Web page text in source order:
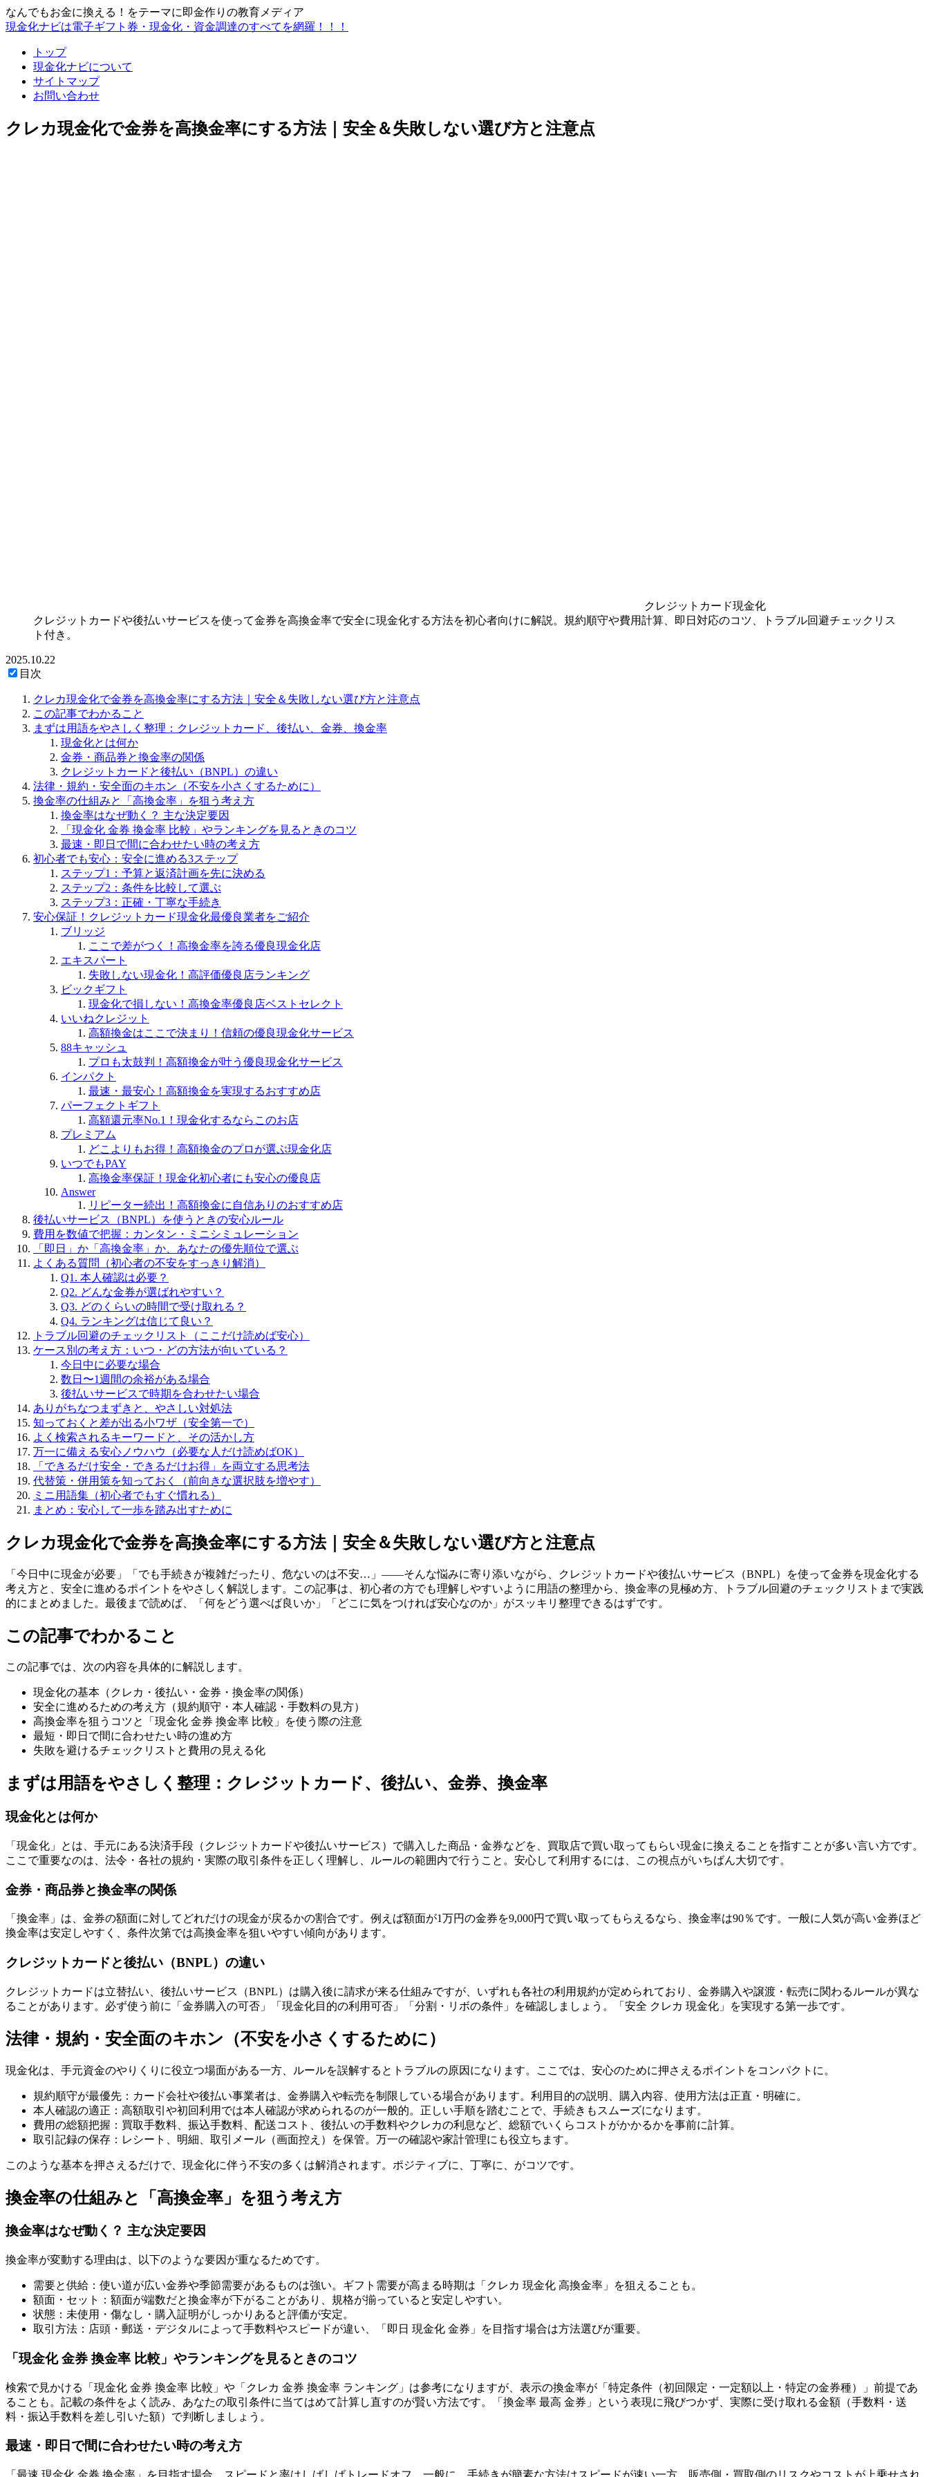
なんでもお金に換える！をテーマに即金作りの教育メディア
現金化ナビは電子ギフト券・現金化・資金調達のすべてを網羅！！！
トップ
現金化ナビについて
サイトマップ
お問い合わせ
クレカ現金化で金券を高換金率にする方法｜安全＆失敗しない選び方と注意点
クレジットカード現金化
クレジットカードや後払いサービスを使って金券を高換金率で安全に現金化する方法を初心者向けに解説。規約順守や費用計算、即日対応のコツ、トラブル回避チェックリス
ト付き。
2025.10.22
目次
クレカ現金化で金券を高換金率にする方法｜安全＆失敗しない選び方と注意点
この記事でわかること
まずは用語をやさしく整理：クレジットカード、後払い、金券、換金率
現金化とは何か
金券・商品券と換金率の関係
クレジットカードと後払い（BNPL）の違い
法律・規約・安全面のキホン（不安を小さくするために）
換金率の仕組みと「高換金率」を狙う考え方
換金率はなぜ動く？ 主な決定要因
「現金化 金券 換金率 比較」やランキングを見るときのコツ
最速・即日で間に合わせたい時の考え方
初心者でも安心：安全に進める3ステップ
ステップ1：予算と返済計画を先に決める
ステップ2：条件を比較して選ぶ
ステップ3：正確・丁寧な手続き
安心保証！クレジットカード現金化最優良業者をご紹介
ブリッジ
ここで差がつく！高換金率を誇る優良現金化店
エキスパート
失敗しない現金化！高評価優良店ランキング
ビックギフト
現金化で損しない！高換金率優良店ベストセレクト
いいねクレジット
高額換金はここで決まり！信頼の優良現金化サービス
88キャッシュ
プロも太鼓判！高額換金が叶う優良現金化サービス
インパクト
最速・最安心！高額換金を実現するおすすめ店
パーフェクトギフト
高額還元率No.1！現金化するならこのお店
プレミアム
どこよりもお得！高額換金のプロが選ぶ現金化店
いつでもPAY
高換金率保証！現金化初心者にも安心の優良店
Answer
リピーター続出！高額換金に自信ありのおすすめ店
後払いサービス（BNPL）を使うときの安心ルール
費用を数値で把握：カンタン・ミニシミュレーション
「即日」か「高換金率」か、あなたの優先順位で選ぶ
よくある質問（初心者の不安をすっきり解消）
Q1. 本人確認は必要？
Q2. どんな金券が選ばれやすい？
Q3. どのくらいの時間で受け取れる？
Q4. ランキングは信じて良い？
トラブル回避のチェックリスト（ここだけ読めば安心）
ケース別の考え方：いつ・どの方法が向いている？
今日中に必要な場合
数日〜1週間の余裕がある場合
後払いサービスで時期を合わせたい場合
ありがちなつまずきと、やさしい対処法
知っておくと差が出る小ワザ（安全第一で）
よく検索されるキーワードと、その活かし方
万一に備える安心ノウハウ（必要な人だけ読めばOK）
「できるだけ安全・できるだけお得」を両立する思考法
代替策・併用策を知っておく（前向きな選択肢を増やす）
ミニ用語集（初心者でもすぐ慣れる）
まとめ：安心して一歩を踏み出すために
クレカ現金化で金券を高換金率にする方法｜安全＆失敗しない選び方と注意点
「今日中に現金が必要」「でも手続きが複雑だったり、危ないのは不安…」——そんな悩みに寄り添いながら、クレジットカードや後払いサービス（BNPL）を使って金券を現金化する
考え方と、安全に進めるポイントをやさしく解説します。この記事は、初心者の方でも理解しやすいように用語の整理から、換金率の見極め方、トラブル回避のチェックリストまで実践
的にまとめました。最後まで読めば、「何をどう選べば良いか」「どこに気をつければ安心なのか」がスッキリ整理できるはずです。
この記事でわかること
この記事では、次の内容を具体的に解説します。
現金化の基本（クレカ・後払い・金券・換金率の関係）
安全に進めるための考え方（規約順守・本人確認・手数料の見方）
高換金率を狙うコツと「現金化 金券 換金率 比較」を使う際の注意
最短・即日で間に合わせたい時の進め方
失敗を避けるチェックリストと費用の見える化
まずは用語をやさしく整理：クレジットカード、後払い、金券、換金率
現金化とは何か
「現金化」とは、手元にある決済手段（クレジットカードや後払いサービス）で購入した商品・金券などを、買取店で買い取ってもらい現金に換えることを指すことが多い言い方です。
ここで重要なのは、法令・各社の規約・実際の取引条件を正しく理解し、ルールの範囲内で行うこと。安心して利用するには、この視点がいちばん大切です。
金券・商品券と換金率の関係
「換金率」は、金券の額面に対してどれだけの現金が戻るかの割合です。例えば額面が1万円の金券を9,000円で買い取ってもらえるなら、換金率は90％です。一般に人気が高い金券ほど
換金率は安定しやすく、条件次第では高換金率を狙いやすい傾向があります。
クレジットカードと後払い（BNPL）の違い
クレジットカードは立替払い、後払いサービス（BNPL）は購入後に請求が来る仕組みですが、いずれも各社の利用規約が定められており、金券購入や譲渡・転売に関わるルールが異な
ることがあります。必ず使う前に「金券購入の可否」「現金化目的の利用可否」「分割・リボの条件」を確認しましょう。「安全 クレカ 現金化」を実現する第一歩です。
法律・規約・安全面のキホン（不安を小さくするために）
現金化は、手元資金のやりくりに役立つ場面がある一方、ルールを誤解するとトラブルの原因になります。ここでは、安心のために押さえるポイントをコンパクトに。
規約順守が最優先：カード会社や後払い事業者は、金券購入や転売を制限している場合があります。利用目的の説明、購入内容、使用方法は正直・明確に。
本人確認の適正：高額取引や初回利用では本人確認が求められるのが一般的。正しい手順を踏むことで、手続きもスムーズになります。
費用の総額把握：買取手数料、振込手数料、配送コスト、後払いの手数料やクレカの利息など、総額でいくらコストがかかるかを事前に計算。
取引記録の保存：レシート、明細、取引メール（画面控え）を保管。万一の確認や家計管理にも役立ちます。
このような基本を押さえるだけで、現金化に伴う不安の多くは解消されます。ポジティブに、丁寧に、がコツです。
換金率の仕組みと「高換金率」を狙う考え方
換金率はなぜ動く？ 主な決定要因
換金率が変動する理由は、以下のような要因が重なるためです。
需要と供給：使い道が広い金券や季節需要があるものは強い。ギフト需要が高まる時期は「クレカ 現金化 高換金率」を狙えることも。
額面・セット：額面が端数だと換金率が下がることがあり、規格が揃っていると安定しやすい。
状態：未使用・傷なし・購入証明がしっかりあると評価が安定。
取引方法：店頭・郵送・デジタルによって手数料やスピードが違い、「即日 現金化 金券」を目指す場合は方法選びが重要。
「現金化 金券 換金率 比較」やランキングを見るときのコツ
検索で見かける「現金化 金券 換金率 比較」や「クレカ 金券 換金率 ランキング」は参考になりますが、表示の換金率が「特定条件（初回限定・一定額以上・特定の金券種）」前提であ
ることも。記載の条件をよく読み、あなたの取引条件に当てはめて計算し直すのが賢い方法です。「換金率 最高 金券」という表現に飛びつかず、実際に受け取れる金額（手数料・送
料・振込手数料を差し引いた額）で判断しましょう。
最速・即日で間に合わせたい時の考え方
「最速 現金化 金券 換金率」を目指す場合、スピードと率はしばしばトレードオフ。一般に、手続きが簡素な方法はスピードが速い一方、販売側・買取側のリスクやコストが上乗せされ